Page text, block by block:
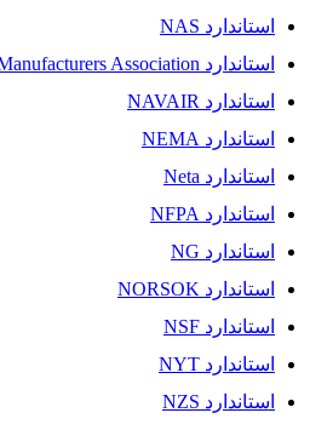
استاندارد NAS
استاندارد National Electrical Manufacturers Association
استاندارد NAVAIR
استاندارد NEMA
استاندارد Neta
استاندارد NFPA
استاندارد NG
استاندارد NORSOK
استاندارد NSF
استاندارد NYT
استاندارد NZS